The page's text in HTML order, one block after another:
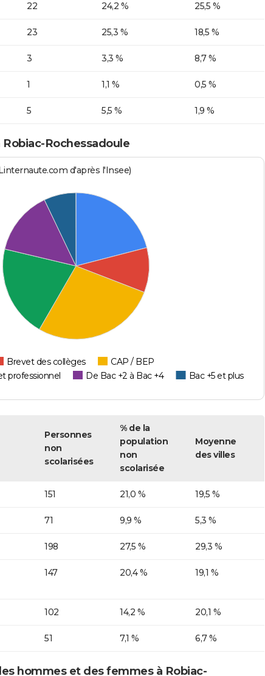
22 24,2 % 25,5 %
23 25,3 % 18,5 %
3 3,3 % 8,7 %
1 1,1 % 0,5 %
5 5,5 % 1,9 %
Rochessadoule
d'après l'Insee)
Brevet des collèges
CAP / BEP
professionnel
De Bac +2 à Bac +4 Bac +5 et plus
Personnes
non
scolarisées
% de la
population
non
scolarisée
Moyenne
des villes
151 21,0 % 19,5 %
71 9,9 % 5,3 %
198 27,5 % 29,3 %
147 20,4 % 19,1 %
102 14,2 % 20,1 %
51 7,1 % 6,7 %
hommes et des femmes à Robiac-